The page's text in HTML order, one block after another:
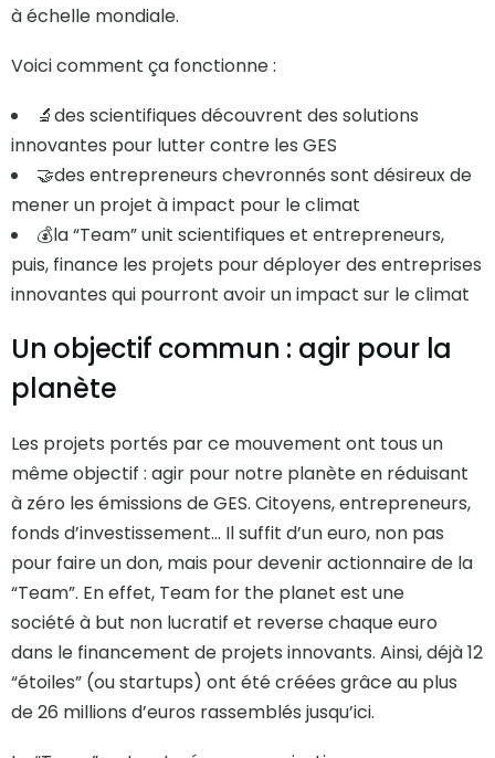
à échelle mondiale.
Voici comment ça fonctionne :
🔬des scientifiques découvrent des solutions
innovantes pour lutter contre les GES
🤝des entrepreneurs chevronnés sont désireux de
mener un projet à impact pour le climat
💰la “Team” unit scientifiques et entrepreneurs,
puis, finance les projets pour déployer des entreprises
innovantes qui pourront avoir un impact sur le climat
Un objectif commun : agir pour la
planète
Les projets portés par ce mouvement ont tous un
même objectif : agir pour notre planète en réduisant
à zéro les émissions de GES. Citoyens, entrepreneurs,
fonds d’investissement… Il suffit d’un euro, non pas
pour faire un don, mais pour devenir actionnaire de la
“Team”. En effet, Team for the planet est une
société à but non lucratif et reverse chaque euro
dans le financement de projets innovants. Ainsi, déjà 12
“étoiles” (ou startups) ont été créées grâce au plus
de 26 millions d’euros rassemblés jusqu’ici.